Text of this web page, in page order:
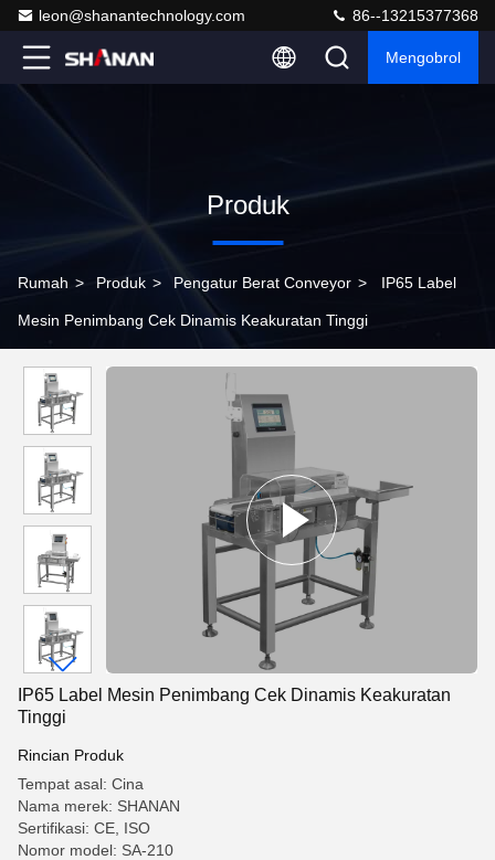
leon@shanantechnology.com 86--13215377368
Mengobrol
Produk
Rumah > Produk > Pengatur Berat Conveyor > IP65 Label
Mesin Penimbang Cek Dinamis Keakuratan Tinggi
IP65 Label Mesin Penimbang Cek Dinamis Keakuratan
Tinggi
Rincian Produk
Tempat asal: Cina
Nama merek: SHANAN
Sertifikasi: CE, ISO
Nomor model: SA-210